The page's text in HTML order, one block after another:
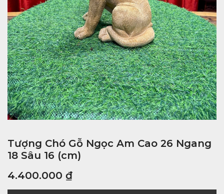
Tượng Chó Gỗ Ngọc Am Cao 26 Ngang
18 Sâu 16 (cm)
4.400.000 ₫